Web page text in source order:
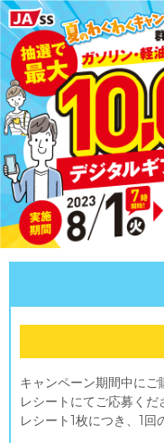
キャンペーン期間中にご
レシートにてご応募くだ
レシート1枚につき、1回